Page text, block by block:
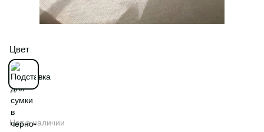
Цвет
Нет в наличии